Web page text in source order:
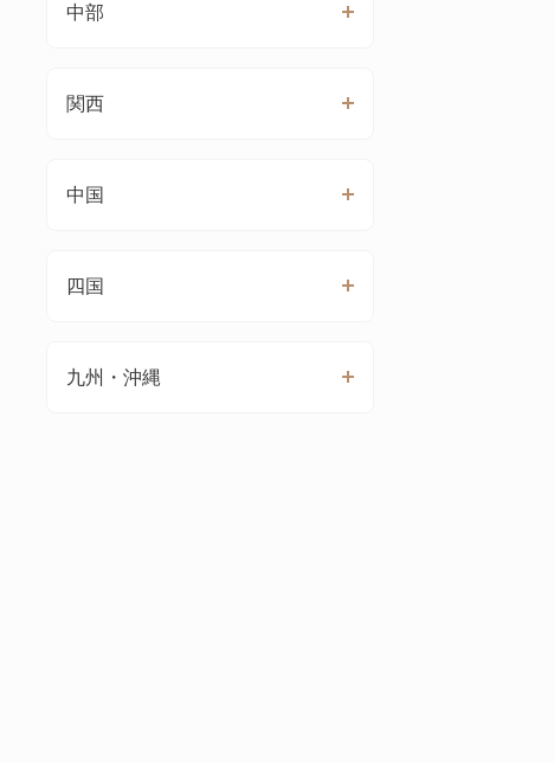
中部
関西
中国
四国
九州・沖縄